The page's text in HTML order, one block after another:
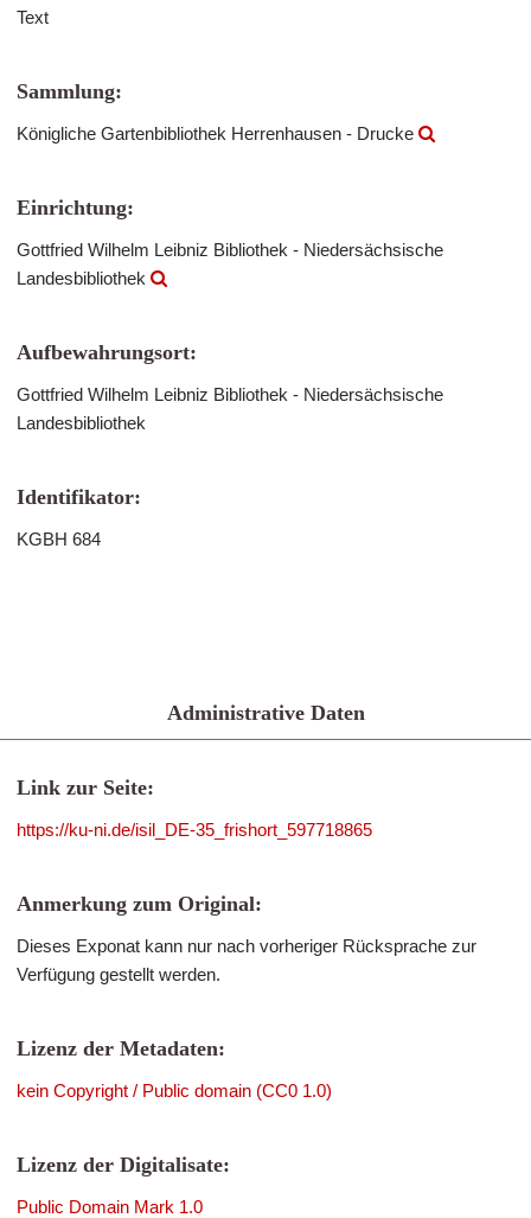
Text
Sammlung:
Königliche Gartenbibliothek Herrenhausen - Drucke
Einrichtung:
Gottfried Wilhelm Leibniz Bibliothek - Niedersächsische
Landesbibliothek
Aufbewahrungsort:
Gottfried Wilhelm Leibniz Bibliothek - Niedersächsische
Landesbibliothek
Identifikator:
KGBH 684
Administrative Daten
Link zur Seite:
https://ku-ni.de/isil_DE-35_frishort_597718865
Anmerkung zum Original:
Dieses Exponat kann nur nach vorheriger Rücksprache zur
Verfügung gestellt werden.
Lizenz der Metadaten:
kein Copyright / Public domain (CC0 1.0)
Lizenz der Digitalisate:
Public Domain Mark 1.0